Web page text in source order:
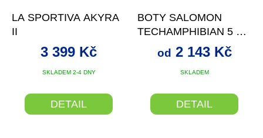
M
LA SPORTIVA AKYRA
II
SKLADEM 2-4 DNY
3 399 Kč
DETAIL
BOTY SALOMON
TECHAMPHIBIAN 5 W
WHPEP/BLSAND/LIV U
SKLADEM
od 2 143 Kč
DETAIL